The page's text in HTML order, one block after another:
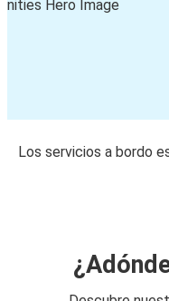
Los servicios a bordo